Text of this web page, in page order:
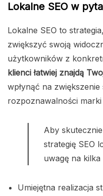
Lokalne SEO w
Lokalne SEO to
zwiększyć swoją
użytkowników z
klienci łatwiej znajdą
wpłynąć na
rozpoznawalności
Aby
strategię SEO
uwagę na
Umiejętna realizacja